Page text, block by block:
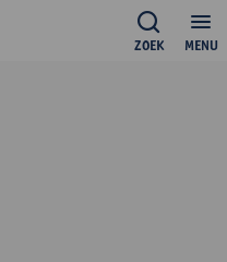
MENU
ZOEK